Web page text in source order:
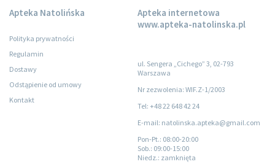
Apteka Natolińska
Polityka prywatności
Regulamin
Dostawy
Odstąpienie od umowy
Kontakt
Apteka internetowa
www.apteka-natolinska.pl
ul. Sengera „Cichego” 3, 02-793
Warszawa
Nr zezwolenia: WIF.Z-1/2003
Tel: +48 22 648 42 24
E-mail: natolinska.apteka@gmail.com
Pon-Pt.: 08:00-20:00
Sob.: 09:00-15:00
Niedz.: zamknięta